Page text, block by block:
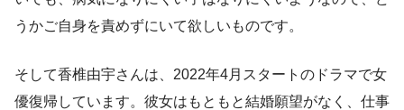
うかご自身を責めずにいて欲しいものです。
そして香椎由宇さんは、2022年4月スタートのドラマで女
優復帰しています。彼女はもともと結婚願望がなく、仕事